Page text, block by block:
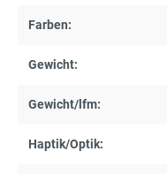
Farben:
Gewicht:
Gewicht/lfm:
Haptik/Optik: